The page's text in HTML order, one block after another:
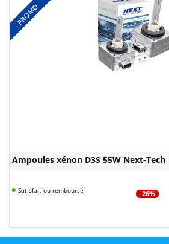
PROMO
Ampoules xénon D3S 55W Next-Tech
Satisfait ou remboursé -26%